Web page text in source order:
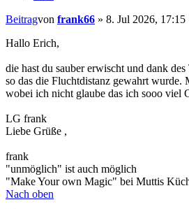
Beitragvon frank66 » 8. Jul 2026, 17:15
Hallo Erich,
die hast du sauber erwischt und dank
so das die Fluchtdistanz gewahrt wurde.
wobei ich nicht glaube das ich sooo viel
LG frank
Liebe Grüße ,
frank
"unmöglich" ist auch möglich
"Make Your own Magic" bei Muttis
Nach oben